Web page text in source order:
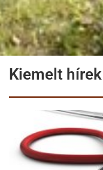
Kiemelt hírek